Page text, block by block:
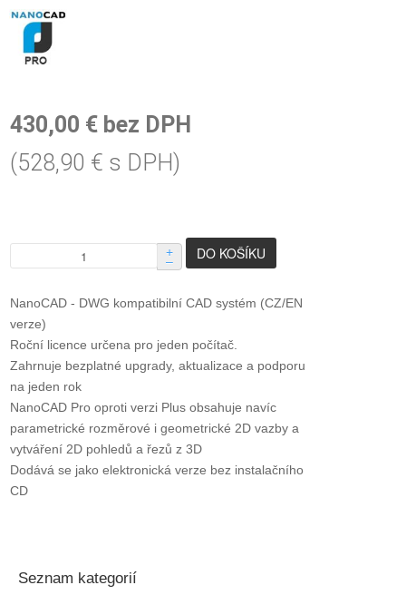
430,00 € bez DPH
(528,90 € s DPH)
+
–
NanoCAD - DWG kompatibilní CAD systém (CZ/EN
verze)
Roční licence určena pro jeden počítač.
Zahrnuje bezplatné upgrady, aktualizace a podporu
na jeden rok
NanoCAD Pro oproti verzi Plus obsahuje navíc
parametrické rozměrové i geometrické 2D vazby a
vytváření 2D pohledů a řezů z 3D
Dodává se jako elektronická verze bez instalačního
CD
Seznam kategorií